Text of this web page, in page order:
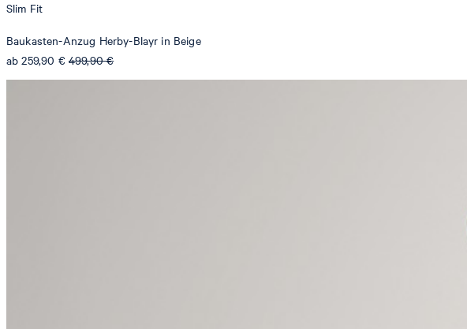
Slim Fit
Baukasten-Anzug Herby-Blayr in Beige
ab 259,90 € 499,90 €